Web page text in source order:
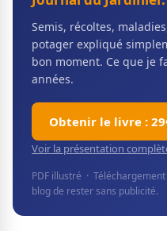
Semis, récoltes,
potager expliqué
bon moment. Ce que je
années.
Obtenir le livre :
Voir la présentation
PDF illustré ·
blog de rester sans publicité.